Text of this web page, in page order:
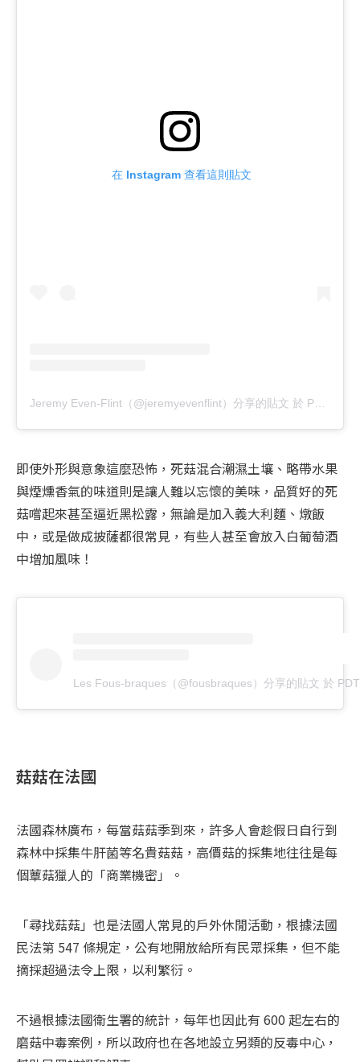
在 Instagram 查看這則貼文
Jeremy Even-Flint（@jeremyevenflint）分享的貼文 於 PDT 2019 年 7月 月 17 日 上午 8:51
即使外形與意象這麼恐怖，死菇混合潮濕土壤、略帶水果
與煙燻香氣的味道則是讓人難以忘懷的美味，品質好的死
菇嚐起來甚至逼近黑松露，無論是加入義大利麵、燉飯
中，或是做成披薩都很常見，有些人甚至會放入白葡萄酒
中增加風味！
Les Fous-braques（@fousbraques）分享的貼文 於
菇菇在法國
法國森林廣布，每當菇菇季到來，許多人會趁假日自行到
森林中採集牛肝菌等名貴菇菇，高價菇的採集地往往是每
個蕈菇獵人的「商業機密」。
「尋找菇菇」也是法國人常見的戶外休閒活動，根據法國
民法第 547 條規定，公有地開放給所有民眾採集，但不能
摘採超過法令上限，以利繁衍。
不過根據法國衛生署的統計，每年也因此有 600 起左右的
磨菇中毒案例，所以政府也在各地設立另類的反毒中心，